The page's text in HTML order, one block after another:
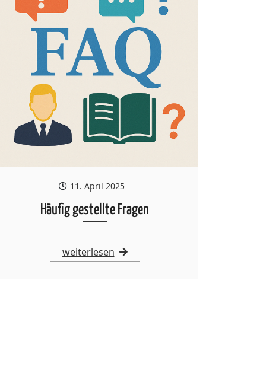
11. April 2025
Häufig gestellte Fragen
weiterlesen